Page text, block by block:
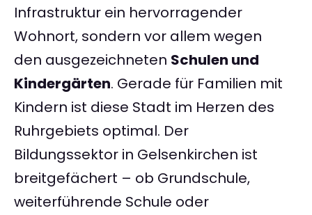
Infrastruktur ein hervorragender
Wohnort, sondern vor allem wegen
den ausgezeichneten Schulen und
Kindergärten. Gerade für Familien mit
Kindern ist diese Stadt im Herzen des
Ruhrgebiets optimal. Der
Bildungssektor in Gelsenkirchen ist
breitgefächert – ob Grundschule,
weiterführende Schule oder